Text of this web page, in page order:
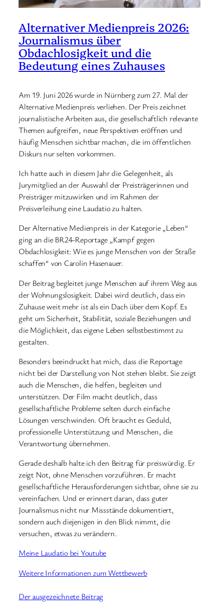
Alternativer Medienpreis 2026:
Journalismus über
Obdachlosigkeit und die
Bedeutung eines Zuhauses
Am 19. Juni 2026 wurde in Nürnberg zum 27. Mal der
Alternative Medienpreis verliehen. Der Preis zeichnet
journalistische Arbeiten aus, die gesellschaftlich relevante
Themen aufgreifen, neue Perspektiven eröffnen und
häufig Menschen sichtbar machen, die im öffentlichen
Diskurs nur selten vorkommen.
Ich hatte auch in diesem Jahr die Gelegenheit, als
Jurymitglied an der Auswahl der Preisträgerinnen und
Preisträger mitzuwirken und im Rahmen der
Preisverleihung eine Laudatio zu halten.
Der Alternative Medienpreis in der Kategorie „Leben“
ging an die BR24-Reportage „Kampf gegen
Obdachlosigkeit: Wie es junge Menschen von der Straße
schaffen“ von Carolin Hasenauer.
Der Beitrag begleitet junge Menschen auf ihrem Weg aus
der Wohnungslosigkeit. Dabei wird deutlich, dass ein
Zuhause weit mehr ist als ein Dach über dem Kopf. Es
geht um Sicherheit, Stabilität, soziale Beziehungen und
die Möglichkeit, das eigene Leben selbstbestimmt zu
gestalten.
Besonders beeindruckt hat mich, dass die Reportage
nicht bei der Darstellung von Not stehen bleibt. Sie zeigt
auch die Menschen, die helfen, begleiten und
unterstützen. Der Film macht deutlich, dass
gesellschaftliche Probleme selten durch einfache
Lösungen verschwinden. Oft braucht es Geduld,
professionelle Unterstützung und Menschen, die
Verantwortung übernehmen.
Gerade deshalb halte ich den Beitrag für preiswürdig. Er
zeigt Not, ohne Menschen vorzuführen. Er macht
gesellschaftliche Herausforderungen sichtbar, ohne sie zu
vereinfachen. Und er erinnert daran, dass guter
Journalismus nicht nur Missstände dokumentiert,
sondern auch diejenigen in den Blick nimmt, die
versuchen, etwas zu verändern.
Meine Laudatio bei Youtube
Weitere Informationen zum Wettbewerb
Der ausgezeichnete Beitrag